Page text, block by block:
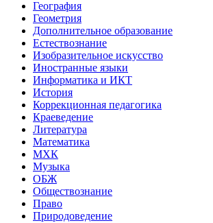
География
Геометрия
Дополнительное образование
Естествознание
Изобразительное искусство
Иностранные языки
Информатика и ИКТ
История
Коррекционная педагогика
Краеведение
Литература
Математика
МХК
Музыка
ОБЖ
Обществознание
Право
Природоведение